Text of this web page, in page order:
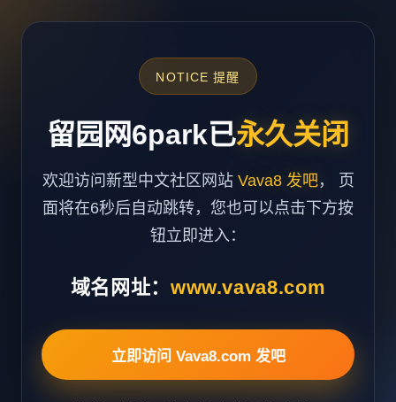
NOTICE 提醒
留园网6park已永久关闭
欢迎访问新型中文社区网站 Vava8 发吧， 页
面将在6秒后自动跳转，您也可以点击下方按
钮立即进入：
域名网址： www.vava8.com
立即访问 Vava8.com 发吧